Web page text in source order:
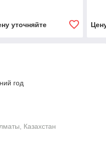
уточняйте
год
Казахстан